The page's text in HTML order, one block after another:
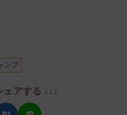
ンプ
ェアする ↓↓↓